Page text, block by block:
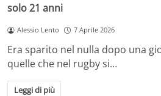
solo 21 anni
Alessio Lento 7 Aprile 2026
Era sparito nel nulla dopo una
quelle che nel rugby si…
Leggi di più